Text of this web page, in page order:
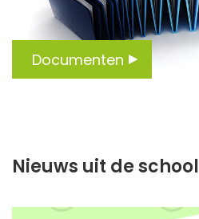
Documenten
Nieuws uit de school